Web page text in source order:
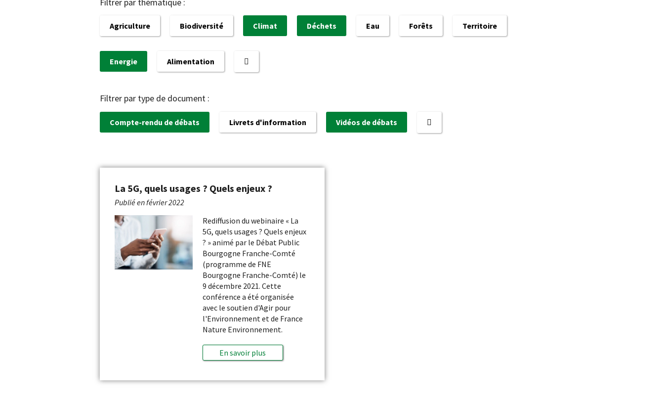
Agriculture Biodiversité Climat Déchets Eau Forêts Territoire
Energie Alimentation
Filtrer par type de document :
Compte-rendu de débats Livrets d'information Vidéos de débats
La 5G, quels usages ? Quels enjeux ?
Publié enfévrier 2022
Rediffusion du webinaire « La
5G, quels usages ? Quels enjeux
? » animé par le Débat Public
Bourgogne Franche-Comté
(programme de FNE
Bourgogne Franche-Comté) le
9 décembre 2021. Cette
conférence a été organisée
avec le soutien d'Agir pour
l'Environnement et de France
Nature Environnement.
En savoir plus